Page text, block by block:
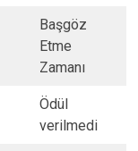
​Başgöz
Etme
Zamanı
​Ödül
verilmedi